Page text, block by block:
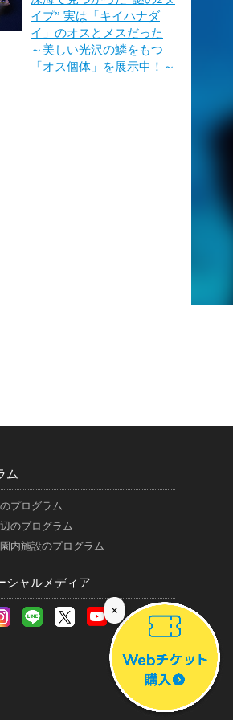
イプ” 実は「キイハナダ
イ」のオスとメスだった
～美しい光沢の鱗をもつ
「オス個体」を展示中！～
×
ム
プログラム
のプログラム
内施設のプログラム
シャルメディア